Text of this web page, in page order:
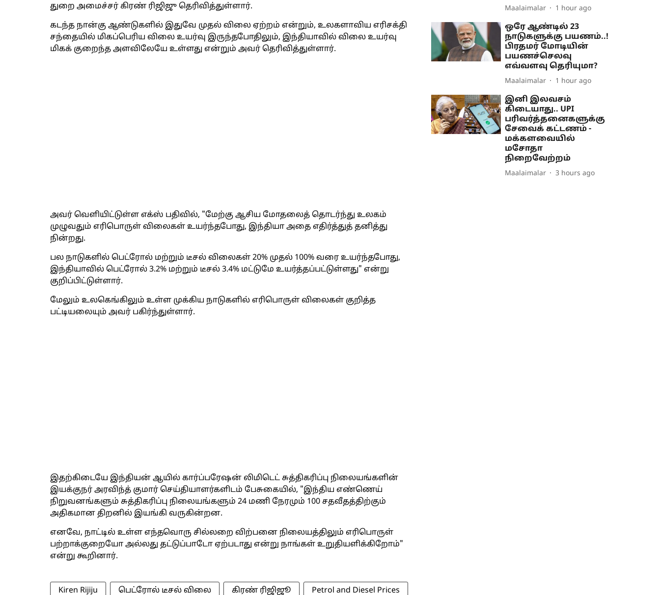
துறை அமைச்சர் கிரண் ரிஜிஜு தெரிவித்துள்ளார்.
கடந்த நான்கு ஆண்டுகளில் இதுவே முதல் விலை ஏற்றம் என்றும், உலகளாவிய எரிசக்தி
சந்தையில் மிகப்பெரிய விலை உயர்வு இருந்தபோதிலும், இந்தியாவில் விலை உயர்வு
மிகக் குறைந்த அளவிலேயே உள்ளது என்றும் அவர் தெரிவித்துள்ளார்.
அவர் வெளியிட்டுள்ள எக்ஸ் பதிவில், "மேற்கு ஆசிய மோதலைத் தொடர்ந்து உலகம்
முழுவதும் எரிபொருள் விலைகள் உயர்ந்தபோது, ​​இந்தியா அதை எதிர்த்துத் தனித்து
நின்றது.
பல நாடுகளில் பெட்ரோல் மற்றும் டீசல் விலைகள் 20% முதல் 100% வரை உயர்ந்தபோது, ​​
இந்தியாவில் பெட்ரோல் 3.2% மற்றும் டீசல் 3.4% மட்டுமே உயர்த்தப்பட்டுள்ளது" என்று
குறிப்பிட்டுள்ளார்.
மேலும் உலகெங்கிலும் உள்ள முக்கிய நாடுகளில் எரிபொருள் விலைகள் குறித்த
பட்டியலையும் அவர் பகிர்ந்துள்ளார்.
இதற்கிடையே இந்தியன் ஆயில் கார்ப்பரேஷன் லிமிடெட் சுத்திகரிப்பு நிலையங்களின்
இயக்குநர் அரவிந்த் குமார் செய்தியாளர்களிடம் பேசுகையில், "இந்திய எண்ணெய்
நிறுவனங்களும் சுத்திகரிப்பு நிலையங்களும் 24 மணி நேரமும் 100 சதவீதத்திற்கும்
அதிகமான திறனில் இயங்கி வருகின்றன.
எனவே, நாட்டில் உள்ள எந்தவொரு சில்லறை விற்பனை நிலையத்திலும் எரிபொருள்
பற்றாக்குறையோ அல்லது தட்டுப்பாடோ ஏற்படாது என்று நாங்கள் உறுதியளிக்கிறோம்"
என்று கூறினார்.
Kiren Rijiju பெட்ரோல் டீசல் விலை கிரண் ரிஜிஜூ Petrol and Diesel Prices
Maalaimalar 1 hour ago
ஒரே ஆண்டில் 23
நாடுகளுக்கு பயணம்..!
பிரதமர் மோடியின்
பயணச்செலவு
எவ்வளவு தெரியுமா?
Maalaimalar 1 hour ago
இனி இலவசம்
கிடையாது.. UPI
பரிவர்த்தனைகளுக்கு
சேவைக் கட்டணம் -
மக்களவையில்
மசோதா
நிறைவேற்றம்
Maalaimalar 3 hours ago